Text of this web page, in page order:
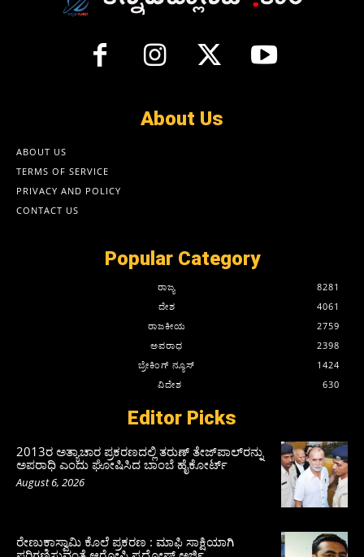
About Us
ABOUT US
TERMS OF SERVICE
PRIVACY AND POLICY
CONTACT US
Popular Category
ರಾಜ್ಯ
8281
ದೇಶ
4061
ರಾಜಕೀಯ
2759
ಅಪರಾಧ
2398
ಬ್ರೇಕಿಂಗ್ ನ್ಯೂಸ್
1424
ವಿದೇಶ
630
Editor Picks
2013ರ ಅತ್ಯಾಚಾರ ಪ್ರಕರಣದಲ್ಲಿ ತರುಣ್ ತೇಜ್‌ಪಾಲ್‌ರನ್ನು
ಅಪರಾಧಿ ಎಂದು ಘೋಷಿಸಿದ ಬಾಂಬೆ ಹೈಕೋರ್ಟ್
August 6, 2026
ರೇಣುಕಾಸ್ವಾಮಿ ಕೊಲೆ ಪ್ರಕರಣ : ಮಾಫಿ ಸಾಕ್ಷಿಯಾಗಿ